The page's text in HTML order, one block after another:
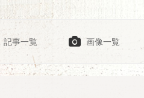
記事一覧 画像一覧